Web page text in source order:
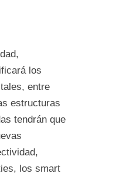
los
entre
estructuras
tendrán que
los smart